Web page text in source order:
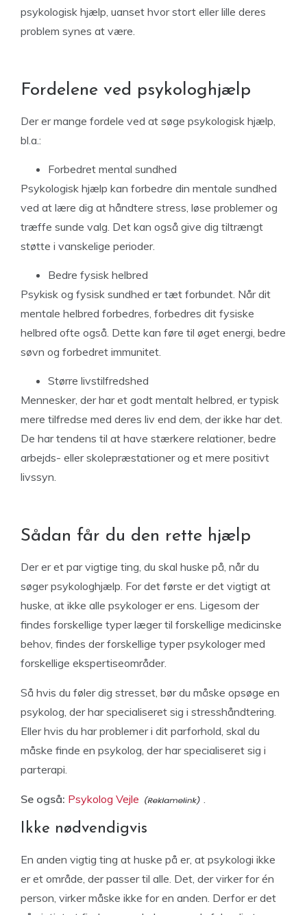
psykologisk hjælp, uanset hvor stort eller lille deres
problem synes at være.
Fordelene ved psykologhjælp
Der er mange fordele ved at søge psykologisk hjælp,
bl.a.:
Forbedret mental sundhed
Psykologisk hjælp kan forbedre din mentale sundhed
ved at lære dig at håndtere stress, løse problemer og
træffe sunde valg. Det kan også give dig tiltrængt
støtte i vanskelige perioder.
Bedre fysisk helbred
Psykisk og fysisk sundhed er tæt forbundet. Når dit
mentale helbred forbedres, forbedres dit fysiske
helbred ofte også. Dette kan føre til øget energi, bedre
søvn og forbedret immunitet.
Større livstilfredshed
Mennesker, der har et godt mentalt helbred, er typisk
mere tilfredse med deres liv end dem, der ikke har det.
De har tendens til at have stærkere relationer, bedre
arbejds- eller skolepræstationer og et mere positivt
livssyn.
Sådan får du den rette hjælp
Der er et par vigtige ting, du skal huske på, når du
søger psykologhjælp. For det første er det vigtigt at
huske, at ikke alle psykologer er ens. Ligesom der
findes forskellige typer læger til forskellige medicinske
behov, findes der forskellige typer psykologer med
forskellige ekspertiseområder.
Så hvis du føler dig stresset, bør du måske opsøge en
psykolog, der har specialiseret sig i stresshåndtering.
Eller hvis du har problemer i dit parforhold, skal du
måske finde en psykolog, der har specialiseret sig i
parterapi.
Se også: Psykolog Vejle .
Ikke nødvendigvis
En anden vigtig ting at huske på er, at psykologi ikke
er et område, der passer til alle. Det, der virker for én
person, virker måske ikke for en anden. Derfor er det